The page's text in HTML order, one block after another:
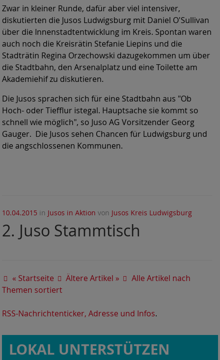
Zwar in kleiner Runde, dafür aber viel intensiver,
diskutierten die Jusos Ludwigsburg mit Daniel O'Sullivan
über die Innenstadtentwicklung im Kreis. Spontan waren
auch noch die Kreisrätin Stefanie Liepins und die
Stadträtin Regina Orzechowski dazugekommen um über
die Stadtbahn, den Arsenalplatz und eine Toilette am
Akademiehif zu diskutieren.
Die Jusos sprachen sich für eine Stadtbahn aus "Ob
Hoch- oder Tiefflur istegal. Hauptsache sie kommt so
schnell wie möglich", so Juso AG Vorsitzender Georg
Gauger. Die Jusos sehen Chancen für Ludwigsburg und
die angschlossenen Kommunen.
10.04.2015 in Jusos in Aktion von Jusos Kreis Ludwigsburg
2. Juso Stammtisch
« Startseite Ältere Artikel »
Alle Artikel nach
Themen sortiert
RSS-Nachrichtenticker, Adresse und Infos.
LOKAL UNTERSTÜTZEN